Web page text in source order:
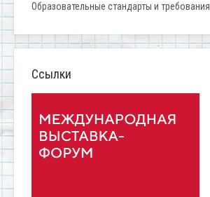
Образовательные стандарты и требования
Ссылки